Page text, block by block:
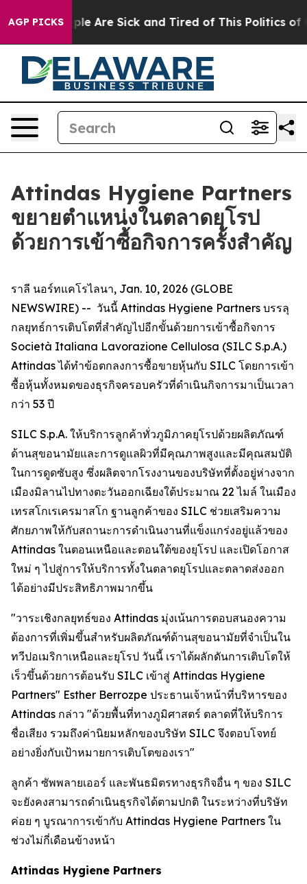
AGP PICKS
“People Are Sick and Tired of This Politics of
Attindas Hygiene Partners
ขยายตำแหน่งในตลาดยุโรป
ด้วยการเข้าซื้อกิจการครั้งสำคัญ
ราลี นอร์ทแคโรไลนา, Jan. 10, 2026 (GLOBE
NEWSWIRE) -- วันนี้ Attindas Hygiene Partners บรรลุ
กลยุทธ์การเติบโตที่สำคัญไปอีกขั้นด้วยการเข้าซื้อกิจการ
Società Italiana Lavorazione Cellulosa (SILC S.p.A.)
Attindas ได้ทำข้อตกลงการซื้อขายหุ้นกับ SILC โดยการเข้า
ซื้อหุ้นทั้งหมดของธุรกิจครอบครัวที่ดำเนินกิจการมาเป็นเวลา
กว่า 53 ปี
SILC S.p.A. ให้บริการลูกค้าทั่วภูมิภาคยุโรปด้วยผลิตภัณฑ์
ด้านสุขอนามัยและการดูแลผิวที่มีคุณภาพสูงและมีคุณสมบัติ
ในการดูดซับสูง ซึ่งผลิตจากโรงงานของบริษัทที่ตั้งอยู่ห่างจาก
เมืองมิลานไปทางตะวันออกเฉียงใต้ประมาณ 22 ไมล์ ในเมือง
เทรสโกเรเครมาสโก ฐานลูกค้าของ SILC ช่วยเสริมความ
ศักยภาพให้กับสถานะการดำเนินงานที่แข็งแกร่งอยู่แล้วของ
Attindas ในตอนเหนือและตอนใต้ของยุโรป และเปิดโอกาส
ใหม่ ๆ ไปสู่การให้บริการทั้งในตลาดยุโรปและตลาดส่งออก
ได้อย่างมีประสิทธิภาพมากขึ้น
"วาระเชิงกลยุทธ์ของ Attindas มุ่งเน้นการตอบสนองความ
ต้องการที่เพิ่มขึ้นสำหรับผลิตภัณฑ์ด้านสุขอนามัยที่จำเป็นใน
ทวีปอเมริกาเหนือและยุโรป วันนี้ เราได้ผลักดันการเติบโตให้
เร็วขึ้นด้วยการต้อนรับ SILC เข้าสู่ Attindas Hygiene
Partners" Esther Berrozpe ประธานเจ้าหน้าที่บริหารของ
Attindas กล่าว "ด้วยพื้นที่ทางภูมิศาสตร์ ตลาดที่ให้บริการ
ชื่อเสียง รวมถึงค่านิยมหลักของบริษัท SILC จึงตอบโจทย์
อย่างยิ่งกับเป้าหมายการเติบโตของเรา"
ลูกค้า ซัพพลายเออร์ และพันธมิตรทางธุรกิจอื่น ๆ ของ SILC
จะยังคงสามารถดำเนินธุรกิจได้ตามปกติ ในระหว่างที่บริษัท
ค่อย ๆ บูรณาการเข้ากับ Attindas Hygiene Partners ใน
ช่วงไม่กี่เดือนข้างหน้า
Attindas Hygiene Partners